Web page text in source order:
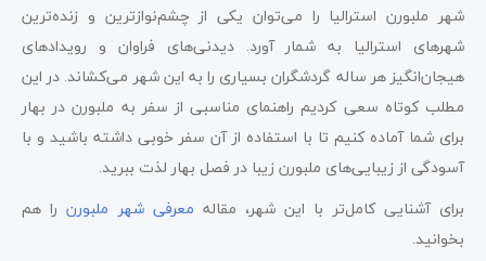
شهر ملبورن استرالیا را می‌توان یکی از چشم‌نواز‌ترین و زنده‌ترین
شهرهای استرالیا به شمار آورد. دیدنی‌های فراوان و رویدادهای
هیجان‌انگیز هر ساله گردشگران بسیاری را به این شهر می‌کشاند. در این
مطلب کوتاه سعی کردیم راهنمای مناسبی از سفر به ملبورن در بهار
برای شما آماده کنیم تا با استفاده از آن سفر خوبی داشته باشید و با
آسودگی از زیبایی‌های ملبورن زیبا در فصل بهار لذت ببرید.
برای آشنایی کامل‌تر با این شهر، مقاله معرفی شهر ملبورنرا هم
بخوانید.